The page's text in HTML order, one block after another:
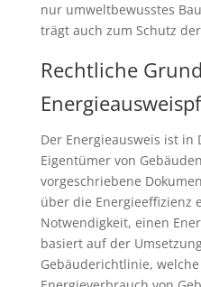
nur umweltbewusstes
trägt auch zum Schutz
Rechtliche
Der Energieausweis ist in
Eigentümer von
vorgeschriebene
über die Energieeffizienz
Notwendigkeit, einen
basiert auf der
Gebäuderichtlinie,